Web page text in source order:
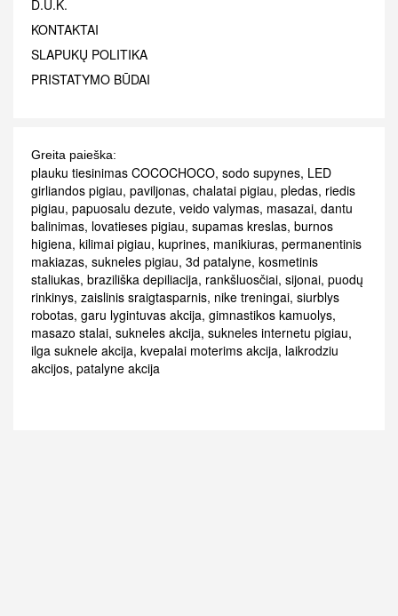
D.U.K.
KONTAKTAI
SLAPUKŲ POLITIKA
PRISTATYMO BŪDAI
Greita paieška:
plauku tiesinimas COCOCHOCO, sodo supynes, LED
girliandos pigiau, paviljonas, chalatai pigiau, pledas, riedis
pigiau, papuosalu dezute, veido valymas, masazai, dantu
balinimas, lovatieses pigiau, supamas kreslas, burnos
higiena, kilimai pigiau, kuprines, manikiuras, permanentinis
makiazas, sukneles pigiau, 3d patalyne, kosmetinis
staliukas, braziliška depiliacija, rankšluosčiai, sijonai, puodų
rinkinys, zaislinis sraigtasparnis, nike treningai, siurblys
robotas, garu lygintuvas akcija, gimnastikos kamuolys,
masazo stalai, sukneles akcija, sukneles internetu pigiau,
ilga suknele akcija, kvepalai moterims akcija, laikrodziu
akcijos, patalyne akcija